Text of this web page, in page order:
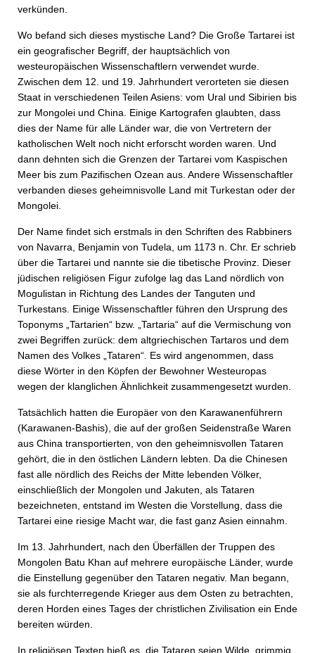
verkünden.
Wo befand sich dieses mystische Land? Die Große Tar­tarei ist
ein geografischer Begriff, der hauptsächlich von
westeuropäischen Wissenschaftlern verwendet wurde.
Zwischen dem 12. und 19. Jahrhundert verorteten sie diesen
Staat in verschiedenen Teilen Asiens: vom Ural und Sibirien bis
zur Mongolei und China. Einige Kartografen glaubten, dass
dies der Name für alle Länder war, die von Vertretern der
katholischen Welt noch nicht erforscht worden waren. Und
dann dehnten sich die Grenzen der Tartarei vom Kaspischen
Meer bis zum Pazifischen Ozean aus. Andere Wissenschaftler
verbanden dieses geheimnisvolle Land mit Turkestan oder der
Mongolei.
Der Name findet sich erstmals in den Schriften des Rabbiners
von Navarra, Benjamin von Tudela, um 1173 n. Chr. Er schrieb
über die Tartarei und nannte sie die tibetische Provinz. Dieser
jüdischen religiösen Figur zufolge lag das Land nördlich von
Mogulistan in Richtung des Landes der Tanguten und
Turkestans. Einige Wissenschaftler führen den Ursprung des
Toponyms „Tartarien“ bzw. „Tartaria“ auf die Vermischung von
zwei Begriffen zurück: dem altgriechischen Tartaros und dem
Namen des Volkes „Tataren“. Es wird angenommen, dass
diese Wörter in den Köpfen der Bewohner Westeuropas
wegen der klanglichen Ähnlichkeit zusammengesetzt wurden.
Tatsächlich hatten die Europäer von den Karawanenführern
(Karawanen-Bashis), die auf der großen Seidenstraße Waren
aus China transportierten, von den geheimnisvollen Tataren
gehört, die in den östlichen Ländern lebten. Da die Chinesen
fast alle nördlich des Reichs der Mitte lebenden Völker,
einschließlich der Mongolen und Jakuten, als Tataren
bezeichneten, entstand im Westen die Vorstellung, dass die
Tartarei eine riesige Macht war, die fast ganz Asien einnahm.
Im 13. Jahrhundert, nach den Überfällen der Truppen des
Mongolen Batu Khan auf mehrere europäische Länder, wurde
die Einstellung gegenüber den Tataren negativ. Man begann,
sie als furchterregende Krieger aus dem Osten zu betrachten,
deren Horden eines Tages der christlichen Zivilisation ein Ende
bereiten würden.
In religiösen Texten hieß es, die Tataren seien Wilde, grimmig